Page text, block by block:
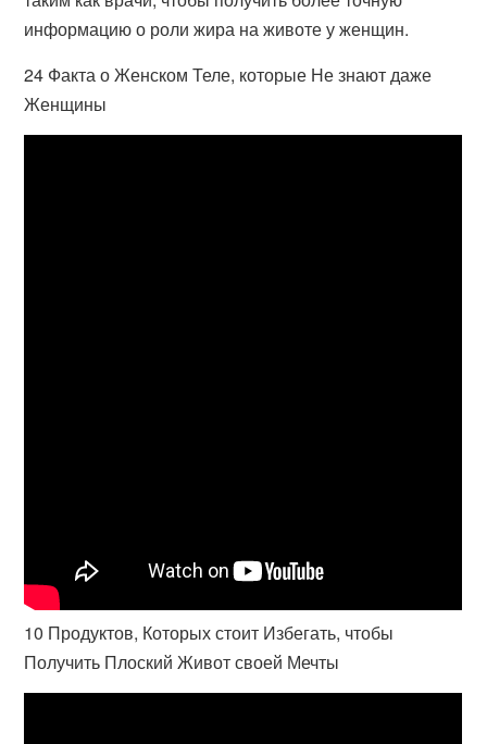
информацию о роли жира на животе у женщин.
24 Факта о Женском Теле, которые Не знают даже
Женщины
10 Продуктов, Которых стоит Избегать, чтобы
Получить Плоский Живот своей Мечты